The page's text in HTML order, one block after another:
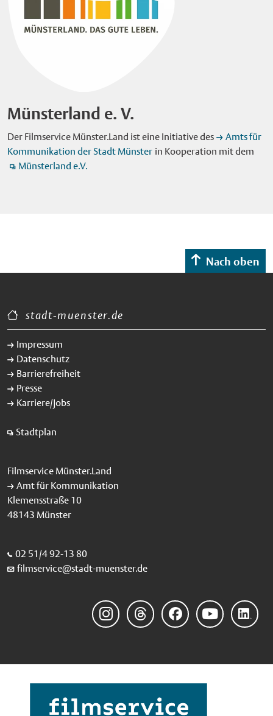
Münsterland e. V.
Der Filmservice Münster.Land ist eine Initiative des
Amts für
Kommunikation der Stadt Münster in Kooperation mit dem
Münsterland e.V.
Nach oben
stadt-muenster.de
Impressum
Datenschutz
Barrierefreiheit
Presse
Karriere/Jobs
Stadtplan
Filmservice Münster.Land
Amt für Kommunikation
Klemensstraße 10
48143 Münster
02 51/4 92-13 80
filmservice@stadt-muenster.de